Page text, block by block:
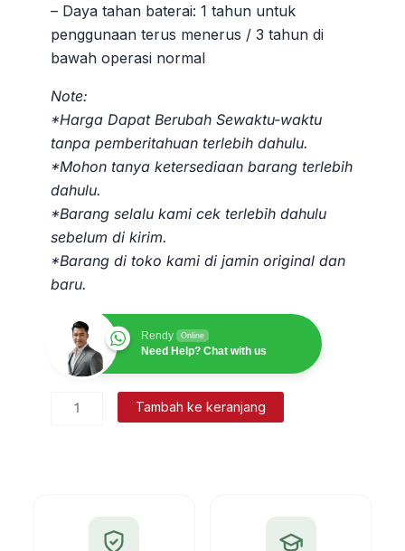
– Daya tahan baterai: 1 tahun untuk
penggunaan terus menerus / 3 tahun di
bawah operasi normal
Note:
*Harga Dapat Berubah Sewaktu-waktu
tanpa pemberitahuan terlebih dahulu.
*Mohon tanya ketersediaan barang terlebih
dahulu.
*Barang selalu kami cek terlebih dahulu
sebelum di kirim.
*Barang di toko kami di jamin original dan
baru.
Rendy Online
Need Help? Chat with us
Kuantitas
Tambah ke keranjang